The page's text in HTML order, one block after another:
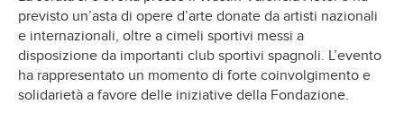
previsto un’asta di opere d’arte donate da artisti nazionali
e internazionali, oltre a cimeli sportivi messi a
disposizione da importanti club sportivi spagnoli. L’evento
ha rappresentato un momento di forte coinvolgimento e
solidarietà a favore delle iniziative della Fondazione.